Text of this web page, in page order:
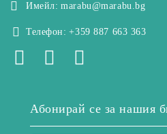
Имейл: marabu@marabu.bg
Телефон: +359 887 663 363
Абонирай се за нашия